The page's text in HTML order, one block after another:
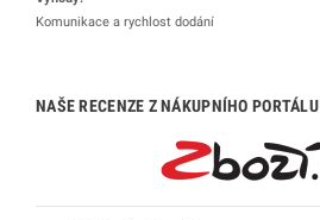
Komunikace a rychlost dodání
NAŠE RECENZE Z NÁKUPNÍHO PORTÁLU